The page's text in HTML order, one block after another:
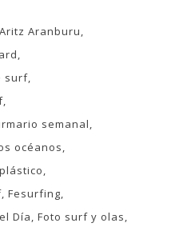
Aritz Aranburu
surf
semanal
océanos
Fesurfing
Día Foto surf y olas